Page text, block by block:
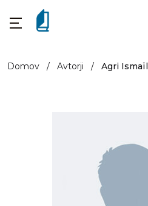
Domov / Avtorji / Agri Ismaïl